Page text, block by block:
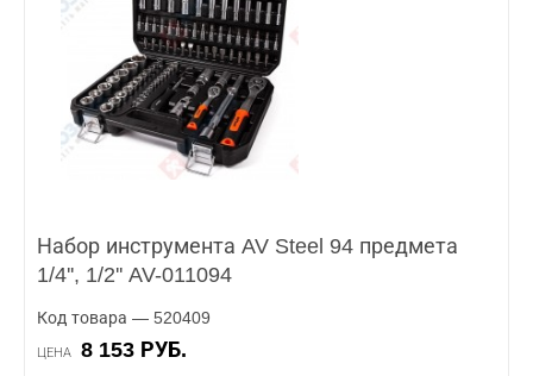
Набор инструмента AV Steel 94 предмета
1/4'', 1/2'' AV-011094
Код товара — 520409
ЦЕНА 8 153 РУБ.